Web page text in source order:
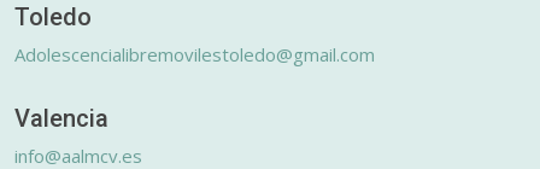
Toledo
Adolescencialibremovilestoledo@gmail.com
Valencia
info@aalmcv.es